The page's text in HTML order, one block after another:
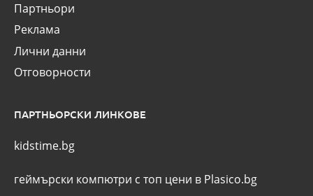
Партньори
Реклама
Лични данни
Отговорности
ПАРТНЬОРСКИ ЛИНКОВЕ
kidstime.bg
геймърски компютри с топ цени в Plasico.bg